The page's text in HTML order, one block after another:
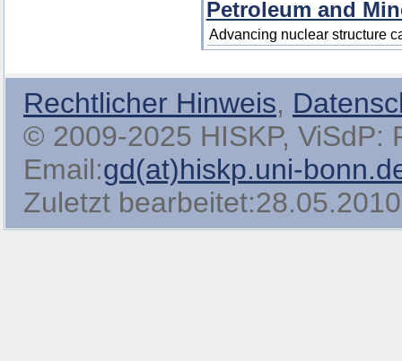
Petroleum and
Advancing nuclear structure
Rechtlicher Hinweis,
© 2009-2025 HISKP, ViSdP:
Email:gd(at)hiskp.uni-
Zuletzt